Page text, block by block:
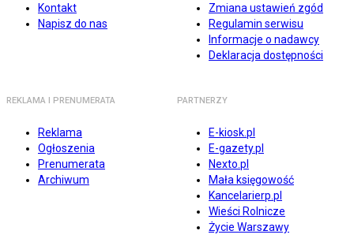
Kontakt
Napisz do nas
Zmiana ustawień zgód
Regulamin serwisu
Informacje o nadawcy
Deklaracja dostępności
REKLAMA I PRENUMERATA
Reklama
Ogłoszenia
Prenumerata
Archiwum
PARTNERZY
E-kiosk.pl
E-gazety.pl
Nexto.pl
Mała księgowość
Kancelarierp.pl
Wieści Rolnicze
Życie Warszawy